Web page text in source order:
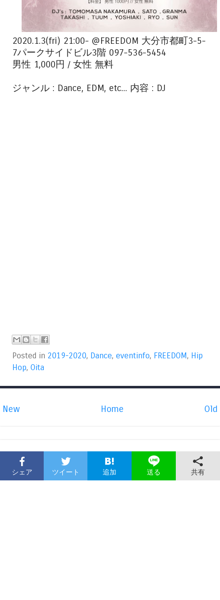
2020.1.3(fri) 21:00- @FREEDOM 大分市都町3-5-
7パークサイドビル3階 097-536-5454
男性 1,000円 / 女性 無料
ジャンル : Dance, EDM, etc... 内容 : DJ
Posted in 2019-2020, Dance, eventinfo, FREEDOM, Hip
Hop, Oita
New Old
Home
シェア ツイート 追加 送る 共有